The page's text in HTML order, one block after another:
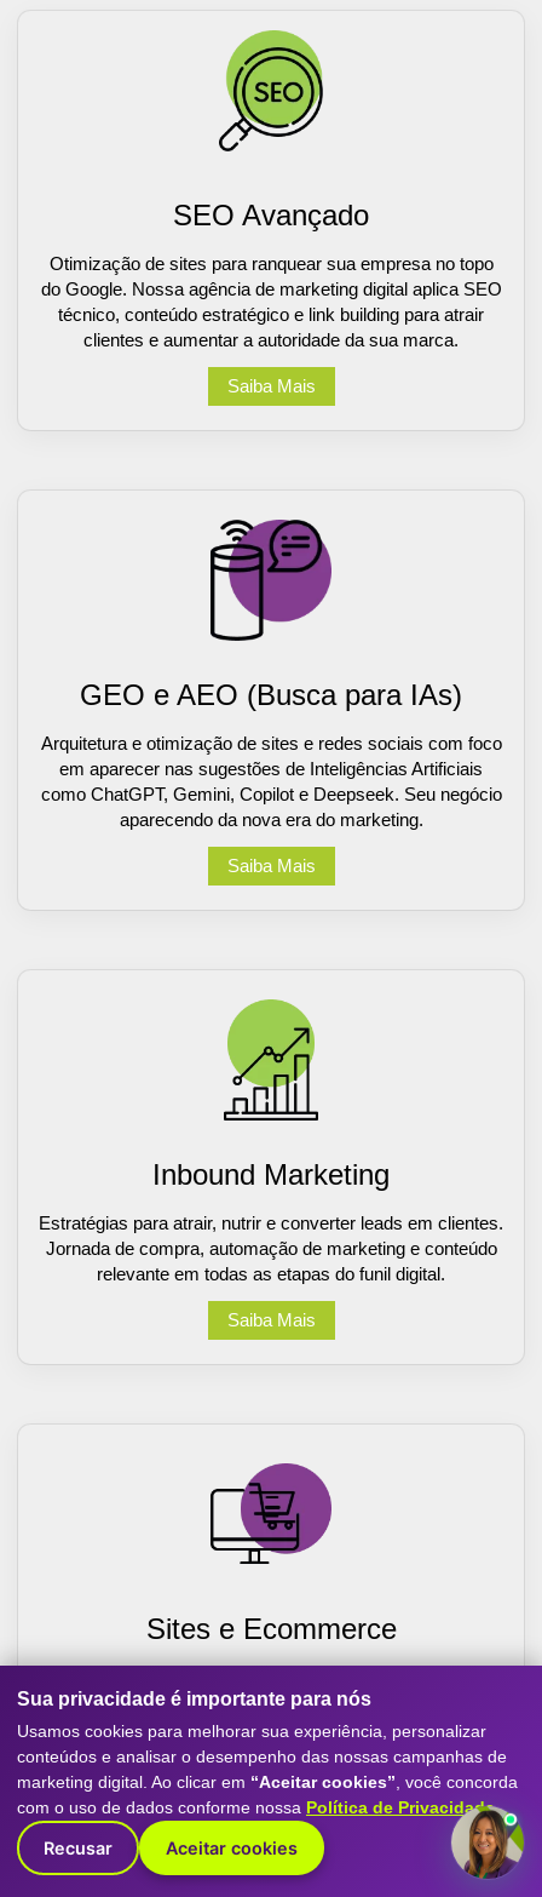
SEO Avançado
Otimização de sites para ranquear sua empresa no topo
do Google. Nossa agência de marketing digital aplica SEO
técnico, conteúdo estratégico e link building para atrair
clientes e aumentar a autoridade da sua marca.
Saiba Mais
GEO e AEO (Busca para IAs)
Arquitetura e otimização de sites e redes sociais com foco
em aparecer nas sugestões de Inteligências Artificiais
como ChatGPT, Gemini, Copilot e Deepseek. Seu negócio
aparecendo da nova era do marketing.
Saiba Mais
Inbound Marketing
Estratégias para atrair, nutrir e converter leads em clientes.
Jornada de compra, automação de marketing e conteúdo
relevante em todas as etapas do funil digital.
Saiba Mais
Sites e Ecommerce
experiência mobile-first, SEO e performance. Destaque
sua empresa com o melhor do marketing digital.
Saiba Mais
Sua privacidade é importante para nós
Usamos cookies para melhorar sua experiência, personalizar
conteúdos e analisar o desempenho das nossas campanhas de
marketing digital. Ao clicar em “Aceitar cookies” , você concorda
com o uso de dados conforme nossa Política de Privacidade.
Recusar Aceitar cookies